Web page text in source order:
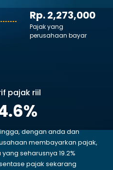
Rp. 2,273,000
Pajak yang
perusahaan bayar
pajak riil
%
dengan anda dan
membayarkan pajak,
seharusnya 19.2%
pajak sekarang